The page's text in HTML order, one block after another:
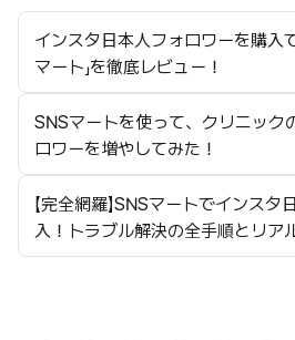
インスタ日本人フォロワーを購入
マート」を徹底レビュー！
SNSマートを使って、クリニック
ロワーを増やしてみた！
【完全網羅】SNSマートでインス
入！トラブル解決の全手順とリア